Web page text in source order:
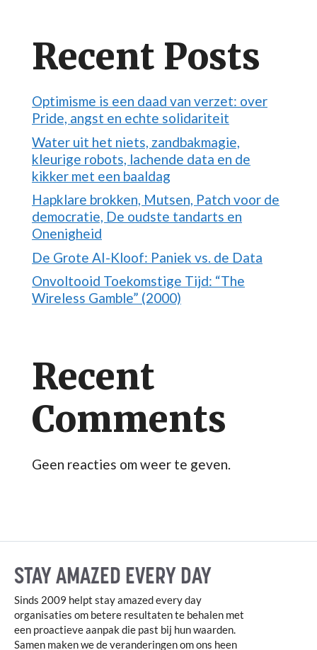
Recent Posts
Optimisme is een daad van verzet: over
Pride, angst en echte solidariteit
Water uit het niets, zandbakmagie,
kleurige robots, lachende data en de
kikker met een baaldag
Hapklare brokken, Mutsen, Patch voor de
democratie, De oudste tandarts en
Onenigheid
De Grote AI-Kloof: Paniek vs. de Data
Onvoltooid Toekomstige Tijd: “The
Wireless Gamble” (2000)
Recent
Comments
Geen reacties om weer te geven.
STAY AMAZED EVERY DAY
Sinds 2009 helpt stay amazed every day
organisaties om betere resultaten te behalen met
een proactieve aanpak die past bij hun waarden.
Samen maken we de veranderingen om ons heen